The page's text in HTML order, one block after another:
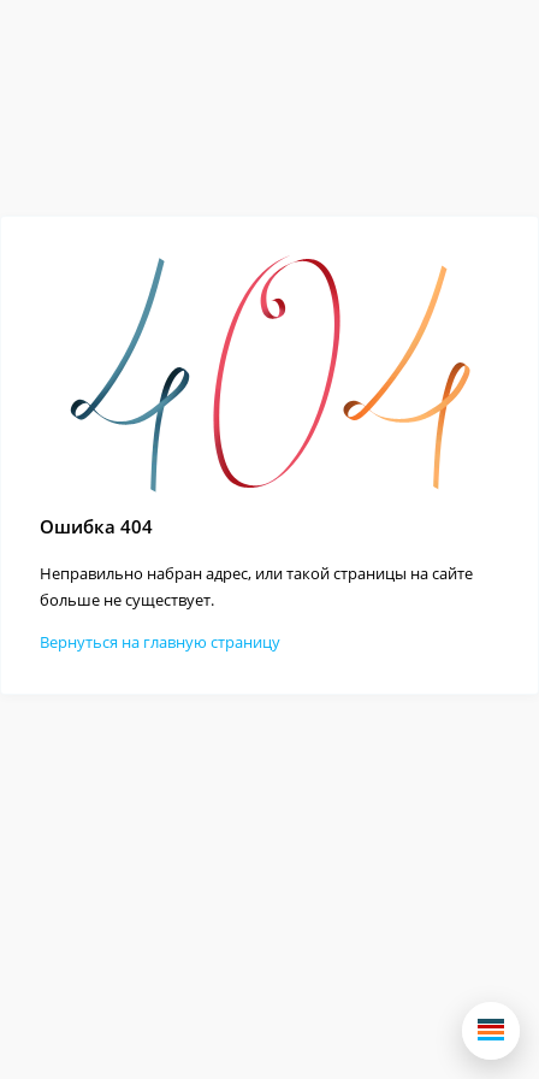
Ошибка 404
Неправильно набран адрес, или такой страницы на сайте
больше не существует.
Вернуться на главную страницу